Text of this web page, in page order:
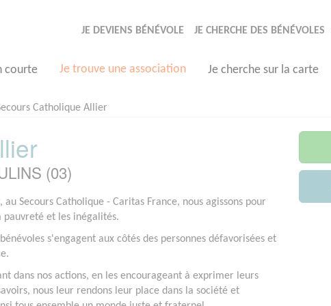
JE DEVIENS BÉNÉVOLE JE CHERCHE DES BÉNÉVOLES
courte Je trouve une association Je cherche sur la carte
Catholique Allier
(03)
au Secours Catholique - Caritas France, nous agissons pour
et les inégalités.
s'engagent aux côtés des personnes défavorisées et
dans nos actions, en les encourageant à exprimer leurs
nous leur rendons leur place dans la société et